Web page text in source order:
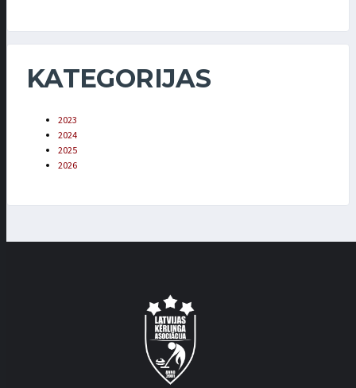
KATEGORIJAS
2023
2024
2025
2026